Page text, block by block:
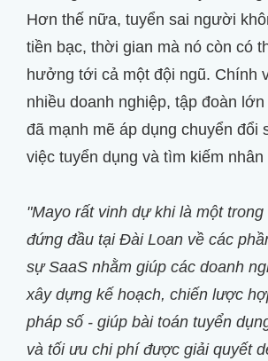
Hơn thế nữa, tuyển sai người
tiền bạc, thời gian mà nó còn có
hưởng tới cả một đội ngũ. Chính
nhiều doanh nghiệp, tập đoàn
đã mạnh mẽ áp dụng chuyển đổi
việc tuyển dụng và tìm kiếm
"Mayo rất vinh dự khi là một
đứng đầu tại Đài Loan về các
sự SaaS nhằm giúp các doanh
xây dựng kế hoạch, chiến lược
pháp số - giúp bài toán tuyển
và tối ưu chi phí được giải quyết